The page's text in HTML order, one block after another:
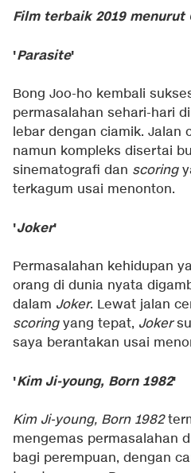
Film terbaik 2019
'Parasite'
Bong Joo-ho kembali
permasalahan sehari-hari
lebar dengan ciamik. Jalan
namun kompleks disertai
sinematografi dan scoring
terkagum usai menonton.
'Joker'
Permasalahan kehidupan
orang di dunia nyata
dalam Joker. Lewat jalan
scoringyang tepat, Joker
saya berantakan usai
'Kim Ji-young, Born 1982'
Kim Ji-young, Born 1982
mengemas permasalahan
bagi perempuan, dengan